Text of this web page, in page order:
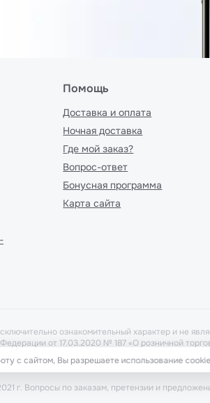
Помощь
Доставка и оплата
Ночная доставка
Где мой заказ?
Вопрос-ответ
Бонусная программа
Карта сайта
ознакомительный характер и не
от 17.03.2020 № 187 «О розничной
рецепта. Бронирование товара
г. Вопросы по заказам, претензии и
с сайтом, Вы разрешаете использование